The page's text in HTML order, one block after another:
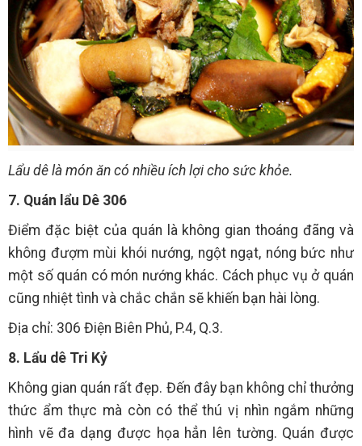
Lẩu dê là món ăn có nhiều ích lợi cho sức khỏe.
7. Quán lẩu Dê 306
Điểm đặc biệt của quán là không gian thoáng đãng và
không đượm mùi khói nướng, ngột ngạt, nóng bức như
một số quán có món nướng khác. Cách phục vụ ở quán
cũng nhiệt tình và chắc chắn sẽ khiến bạn hài lòng.
Địa chỉ: 306 Điện Biên Phủ, P.4, Q.3.
8. Lẩu dê Tri Kỷ
Không gian quán rất đẹp. Đến đây bạn không chỉ thưởng
thức ẩm thực mà còn có thể thú vị nhìn ngắm những
hình vẽ đa dạng được họa hẳn lên tường. Quán được